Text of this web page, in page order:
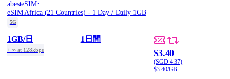
abesteSIM·
eSIM Africa (21 Countries) - 1 Day / Daily 1GB
5G
1GB/日
+ ∞ at 128kbps
1日間
$3.40
(SGD 4.37)
$3.40/GB